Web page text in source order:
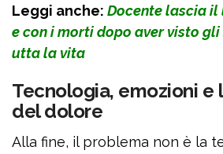
Leggi anche: Docente lascia
e con i morti dopo aver visto
utta la vita
Tecnologia, emozioni e
del dolore
Alla fine, il problema non è la